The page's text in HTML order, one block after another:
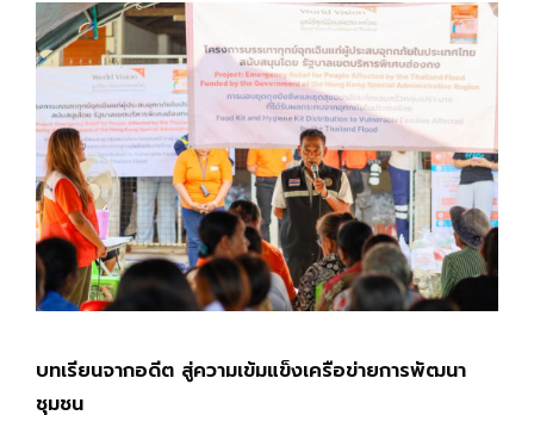
บทเรียนจากอดีต สู่ความเข้มแข็งเครือข่ายการพัฒนา
ชุมชน